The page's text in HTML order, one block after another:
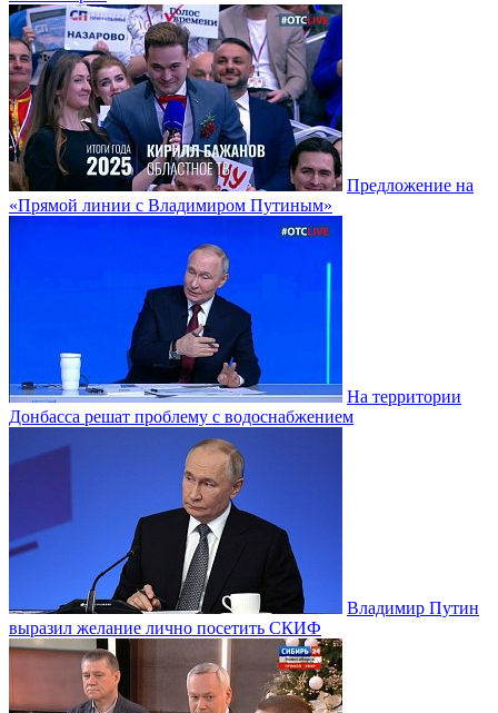
Предложение на
«Прямой линии с Владимиром Путиным»
На территории
Донбасса решат проблему с водоснабжением
Владимир Путин
выразил желание лично посетить СКИФ